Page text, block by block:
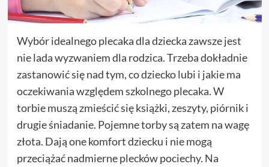
Wybór idealnego plecaka dla dziecka zawsze jest
nie lada wyzwaniem dla rodzica. Trzeba dokładnie
zastanowić się nad tym, co dziecko lubi i jakie ma
oczekiwania względem szkolnego plecaka. W
torbie muszą zmieścić się książki, zeszyty, piórnik i
drugie śniadanie. Pojemne torby są zatem na wagę
złota. Dają one komfort dziecku i nie mogą
przeciążać nadmierne plecków pociechy. Na